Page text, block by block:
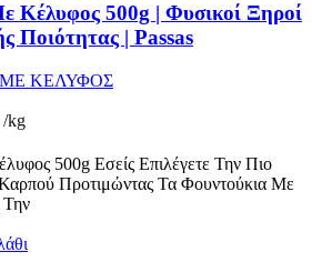
Κέλυφος 500g | Φυσικοί Ξηροί
Ποιότητας | Passas
ΚΕΛΥΦΟΣ
/kg
500g Εσείς Επιλέγετε Την Πιο
Προτιμώντας Τα Φουντούκια Με
Την